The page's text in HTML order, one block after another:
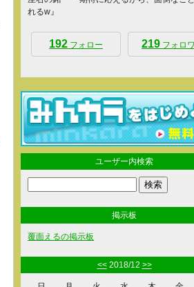
れるw』
192 フォロー 219 フォロ
ユーザー内検索
掲示板
覆面えるの掲示板
<<2018/12 >>